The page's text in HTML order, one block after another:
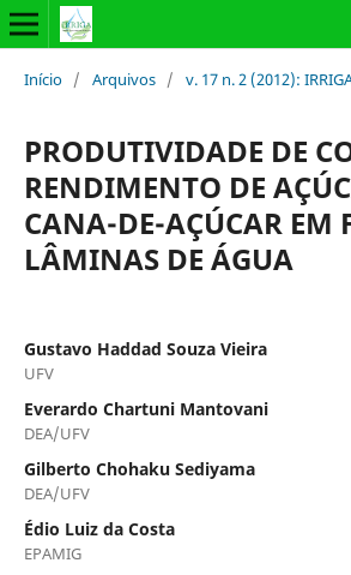
Início / Arquivos / v. 17 n. 2 (2012):
PRODUTIVIDADE DE
RENDIMENTO DE
CANA-DE-AÇÚCAR EM
LÂMINAS DE ÁGUA
Gustavo Haddad Souza Vieira
UFV
Everardo Chartuni Mantovani
DEA/UFV
Gilberto Chohaku Sediyama
DEA/UFV
Édio Luiz da Costa
EPAMIG